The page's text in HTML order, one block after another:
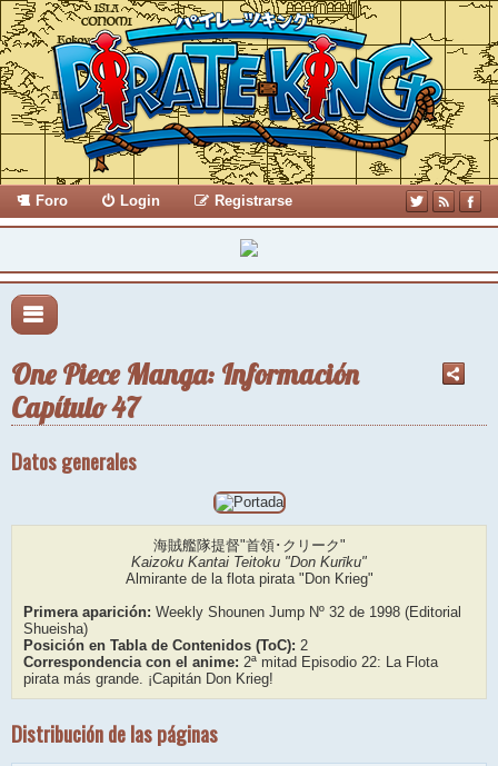
Foro Login Registrarse
One Piece Manga: Información
Capítulo 47
Datos generales
海賊艦隊提督"首領･クリーク"
Kaizoku Kantai Teitoku "Don Kurīku"
Almirante de la flota pirata "Don Krieg"
Primera aparición: Weekly Shounen Jump Nº 32 de 1998 (Editorial
Shueisha)
Posición en Tabla de Contenidos (ToC): 2
Correspondencia con el anime: 2ª mitad Episodio 22: La Flota
pirata más grande. ¡Capitán Don Krieg!
Distribución de las páginas